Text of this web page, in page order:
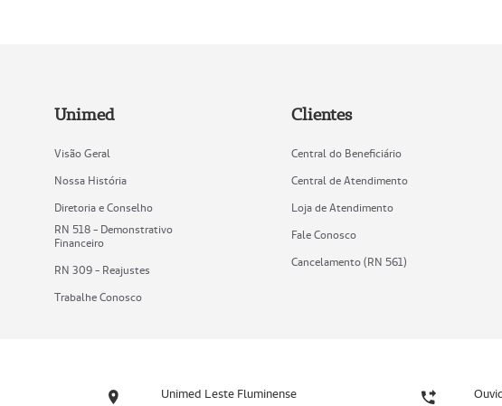
Unimed
Visão Geral
Nossa História
Diretoria e Conselho
RN 518 - Demonstrativo
Financeiro
RN 309 - Reajustes
Trabalhe Conosco
Clientes
Central do Beneficiário
Central de Atendimento
Loja de Atendimento
Fale Conosco
Cancelamento (RN 561)
Unimed Leste Fluminense